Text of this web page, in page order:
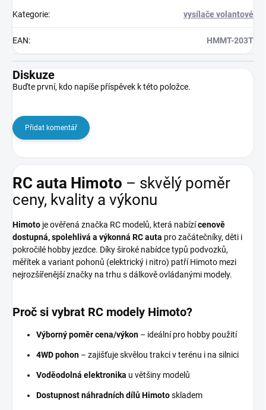
Kategorie: vysílače volantové
EAN: HMMT-203T
Diskuze
Buďte první, kdo napíše příspěvek k této položce.
Přidat komentář
RC auta Himoto – skvělý poměr
ceny, kvality a výkonu
Himoto je ověřená značka RC modelů, která nabízícenově
dostupná, spolehlivá a výkonná RC auta pro začátečníky, děti i
pokročilé hobby jezdce. Díky široké nabídce typů podvozků,
měřítek a variant pohonů (elektrický i nitro) patří Himoto mezi
nejrozšířenější značky na trhu s dálkově ovládanými modely.
Proč si vybrat RC modely Himoto?
Výborný poměr cena/výkon – ideální pro hobby použití
4WD pohon – zajišťuje skvělou trakci v terénu i na silnici
Voděodolná elektronika u většiny modelů
Dostupnost náhradních dílů Himotoskladem